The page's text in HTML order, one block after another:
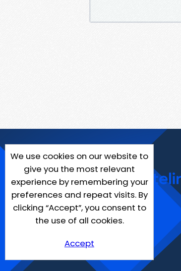
We use cookies on our website to
give you the most relevant
experience by remembering your
preferences and repeat visits. By
clicking “Accept”, you consent to
the use of all cookies.
Accept